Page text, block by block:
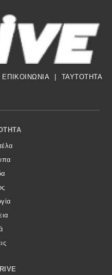
ΕΠΙΚΟΙΝΩΝΙΑ | TAYTOTHTA